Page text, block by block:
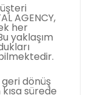
AGENCY,
her
yaklaşım
dönüş
sürede